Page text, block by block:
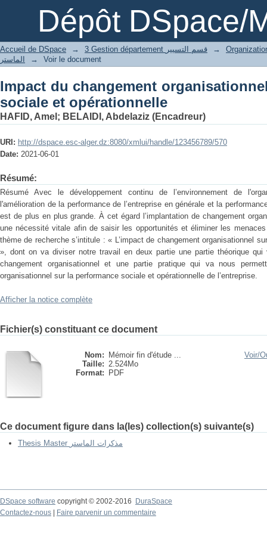
Dépôt DSpace/
Impact du changement
opérationnelle
Accueil de DSpace → 3 Gestion département قسم التسيير
→
الماستر
→ Voir le document
Impact du changement
sociale et opérationnelle
HAFID, Amel ; BELAIDI, Abdelaziz (Encadreur)
URI: http://dspace.esc-alger.dz:8080/xmlui/handle/123456789/570
Date: 2021-06-01
Résumé:
Résumé Avec le développement continu de l’environnement de
l'amélioration de la performance de l’entreprise en générale et la
est de plus en plus grande. À cet égard l’implantation de changement
une nécessité vitale afin de saisir les opportunités et éliminer les menaces
thème de recherche s’intitule : « L’impact de changement organisationnel
», dont on va diviser notre travail en deux partie une partie théorique
changement organisationnel et une partie pratique qui va nous
organisationnel sur la performance sociale et opérationnelle de l’entreprise.
Afficher la notice complète
Fichier(s) constituant ce document
Nom:
Mémoir fin d'étude ...
Taille: 2.524Mo
Format:
PDF
Voir/
Ce document figure dans la(les) collection(s) suivante(s)
Thesis Master مذكرات الماستر
DSpace software copyright © 2002-2016
DuraSpace
Contactez-nous
Faire parvenir un commentaire